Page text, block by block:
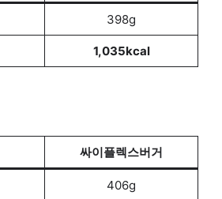
398g
1,035kcal
싸이플렉스버거
406g